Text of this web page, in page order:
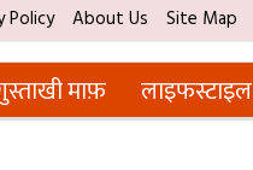
Policy About Us Site Map
माफ़ लाइफस्टाइल